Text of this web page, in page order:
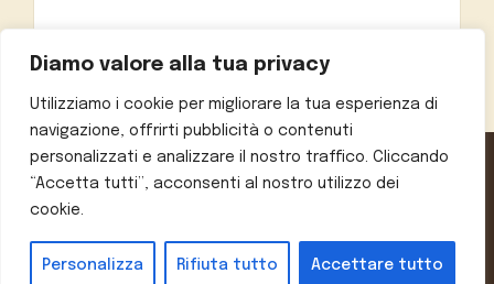
Diamo valore alla tua privacy
Utilizziamo i cookie per migliorare la tua esperienza di
navigazione, offrirti pubblicità o contenuti
personalizzati e analizzare il nostro traffico. Cliccando
“Accetta tutti”, acconsenti al nostro utilizzo dei
cookie.
Personalizza Rifiuta tutto Accettare tutto
Ricerca
Informativa sulla privacy
© 2026 Ricette e Consigli • Creato conGeneratePress